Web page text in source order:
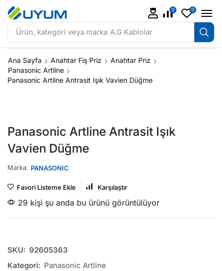
Ürün, kategori veya marka A.G Kablolar
0 0
Ana Sayfa Anahtar Fiş Priz
Anahtar Priz
Panasonic Artline
Panasonic Artline Antrasit Işık Vavien Düğme
Panasonic Artline Antrasit Işık
Vavien Düğme
Marka: PANASONIC
Favori Listeme Ekle Karşılaştır
29 kişi şu anda bu ürünü görüntülüyor
SKU: 92605363
Kategori: Panasonic Artline